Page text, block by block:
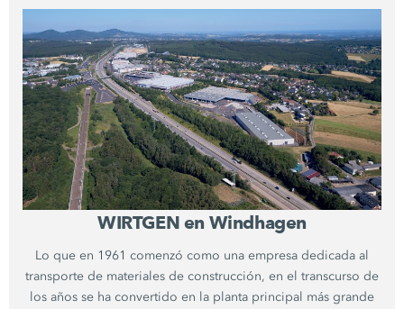
WIRTGEN en Windhagen
Lo que en 1961 comenzó como una empresa dedicada al
transporte de materiales de construcción, en el transcurso de
los años se ha convertido en la planta principal más grande